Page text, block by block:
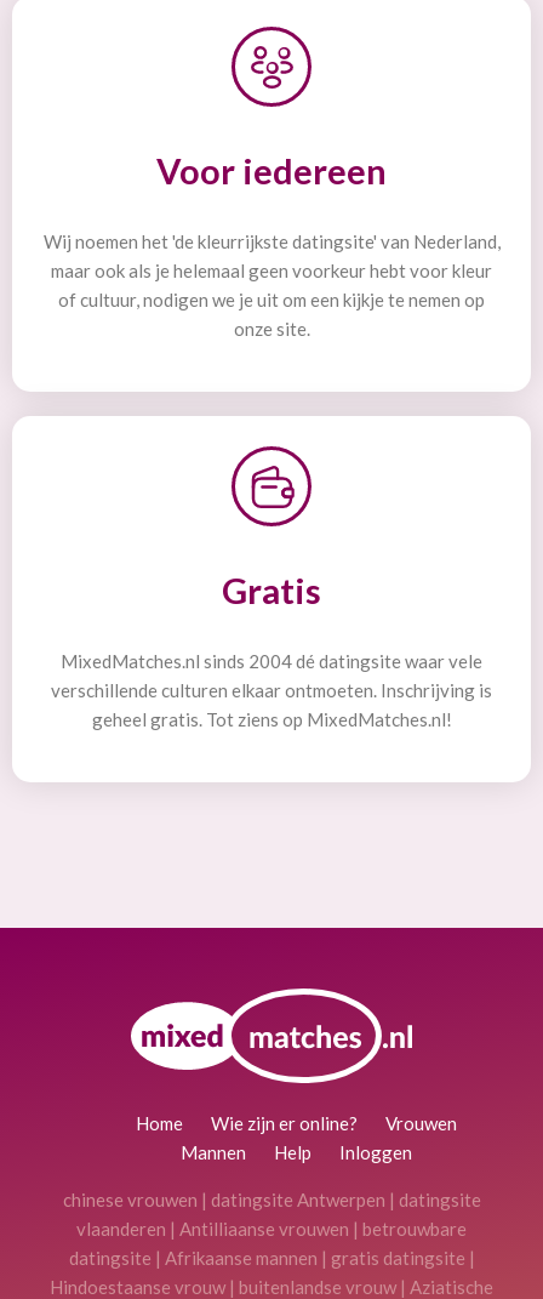
Voor iedereen
Wij noemen het 'de kleurrijkste datingsite' van Nederland,
maar ook als je helemaal geen voorkeur hebt voor kleur
of cultuur, nodigen we je uit om een kijkje te nemen op
onze site.
Gratis
MixedMatches.nl sinds 2004 dé datingsite waar vele
verschillende culturen elkaar ontmoeten. Inschrijving is
geheel gratis. Tot ziens op MixedMatches.nl!
Home Wie zijn er online?
Vrouwen
Mannen
Help Inloggen
chinese vrouwen | datingsite Antwerpen | datingsite
vlaanderen | Antilliaanse vrouwen | betrouwbare
datingsite | Afrikaanse mannen | gratis datingsite |
Hindoestaanse vrouw | buitenlandse vrouw | Aziatische